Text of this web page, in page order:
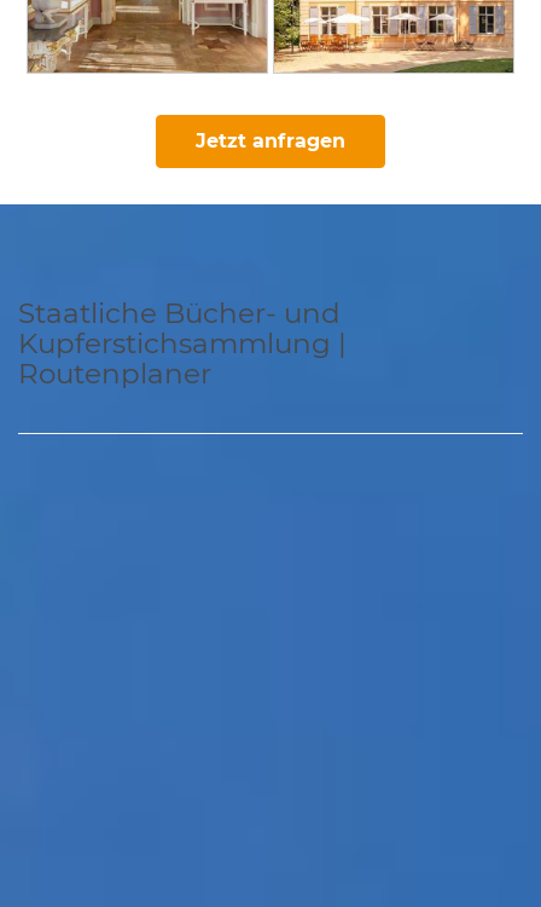
Jetzt anfragen
Staatliche Bücher- und
Kupferstichsammlung |
Routenplaner